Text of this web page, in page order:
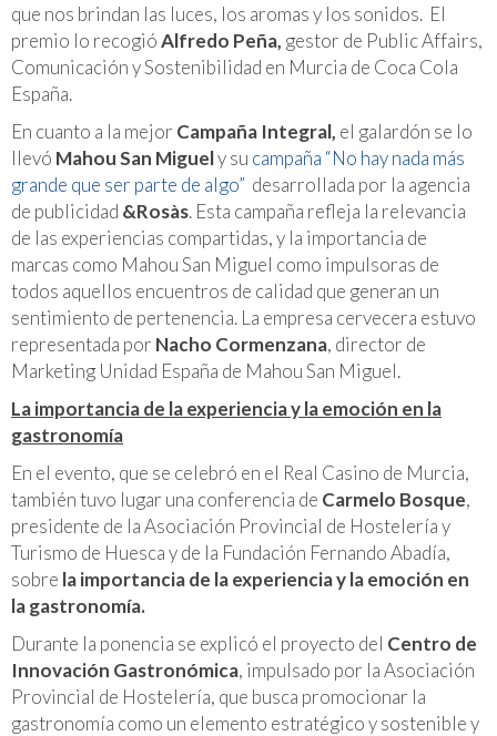
que nos brindan las luces, los aromas y los sonidos. El
premio lo recogióAlfredo Peña, gestor de Public Affairs,
Comunicación y Sostenibilidad en Murcia de Coca Cola
España.
En cuanto a la mejor Campaña Integral, el galardón se lo
llevó Mahou San Miguely su campaña “No hay nada más
grande que ser parte de algo” desarrollada por la agencia
de publicidad &Rosàs. Esta campaña refleja la relevancia
de las experiencias compartidas, y la importancia de
marcas como Mahou San Miguel como impulsoras de
todos aquellos encuentros de calidad que generan un
sentimiento de pertenencia. La empresa cervecera estuvo
representada por Nacho Cormenzana, director de
Marketing Unidad España de Mahou San Miguel.
La importancia de la experiencia y la emoción en la
gastronomía
En el evento, que se celebró en el Real Casino de Murcia,
también tuvo lugar una conferencia de Carmelo Bosque,
presidente de la Asociación Provincial de Hostelería y
Turismo de Huesca y de la Fundación Fernando Abadía,
sobre la importancia de la experiencia y la emoción en
la gastronomía.
Durante la ponencia se explicó el proyecto del Centro de
Innovación Gastronómica, impulsado por la Asociación
Provincial de Hostelería, que busca promocionar la
gastronomía como un elemento estratégico y sostenible y